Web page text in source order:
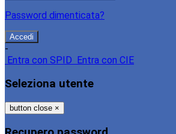
Password dimenticata?
-
Entra con SPID
Entra con CIE
Seleziona utente
button close ×